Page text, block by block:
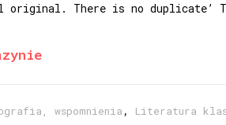
original. There is no duplicate’
wspomnienia , Literatura